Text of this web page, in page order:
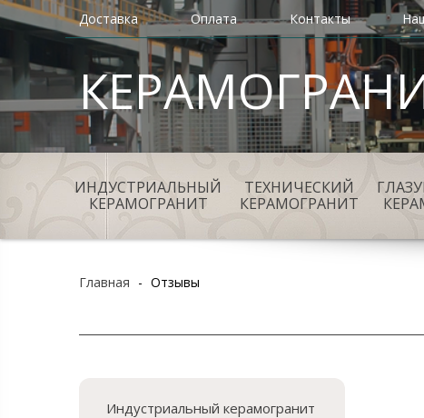
Доставка Оплата Контакты
ИНДУСТРИАЛЬНЫЙ
КЕРАМОГРАНИТ
ТЕХНИЧЕСКИЙ
КЕРАМОГРАНИТ
Главная - Отзывы
Индустриальный керамогранит